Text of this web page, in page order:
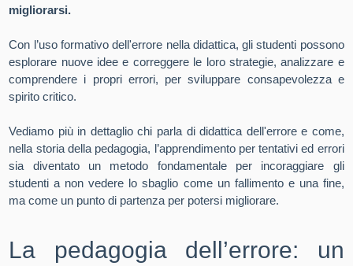
migliorarsi.
Con l’uso formativo dell'errore nella didattica, gli studenti possono
esplorare nuove idee e correggere le loro strategie, analizzare e
comprendere i propri errori, per sviluppare consapevolezza e
spirito critico.
Vediamo più in dettaglio chi parla di didattica dell'errore e come,
nella storia della pedagogia, l’apprendimento per tentativi ed errori
sia diventato un metodo fondamentale per incoraggiare gli
studenti a non vedere lo sbaglio come un fallimento e una fine,
ma come un punto di partenza per potersi migliorare.
La pedagogia dell’errore: un